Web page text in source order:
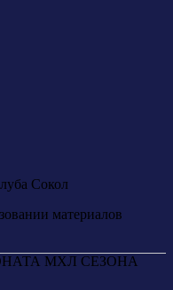
Сокол
материалов
МХЛ СЕЗОНА